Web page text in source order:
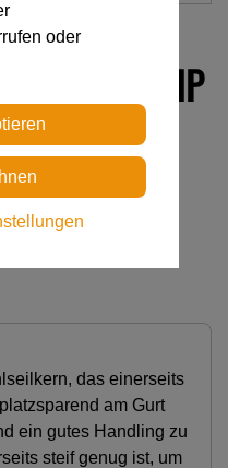
MICROFLIP
MICROFLIP
das einerseits
am Gurt
ein gutes Handling zu
steif genug ist, um
oder